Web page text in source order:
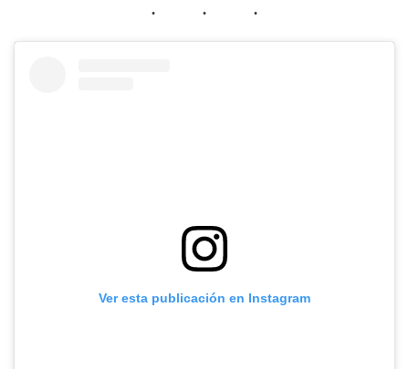
Ver esta publicación en Instagram